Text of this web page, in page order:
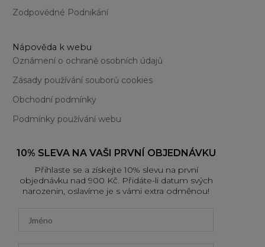
Zodpovědné Podnikání
Nápověda k webu
Oznámení o ochraně osobních údajů
Zásady používání souborů cookies
Obchodní podmínky
Podmínky používání webu
10% SLEVA NA VAŠI PRVNÍ OBJEDNÁVKU
Přihlaste se a získejte 10% slevu na první
objednávku nad 900 Kč. Přidáte-li datum svých
narozenin, oslavíme je s vámi extra odměnou!